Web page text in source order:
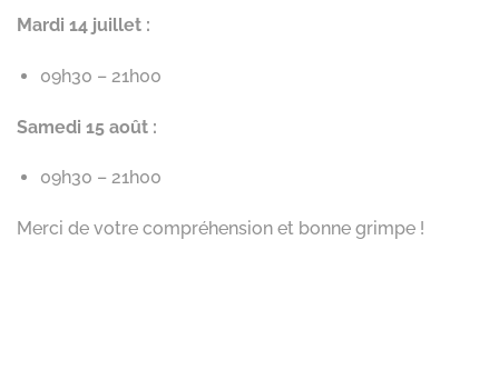
Mardi 14 juillet :
09h30 – 21h00
Samedi 15 août :
09h30 – 21h00
Merci de votre compréhension et bonne grimpe !